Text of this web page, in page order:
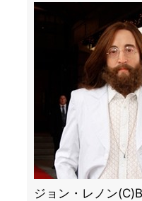
ジョン・レノン